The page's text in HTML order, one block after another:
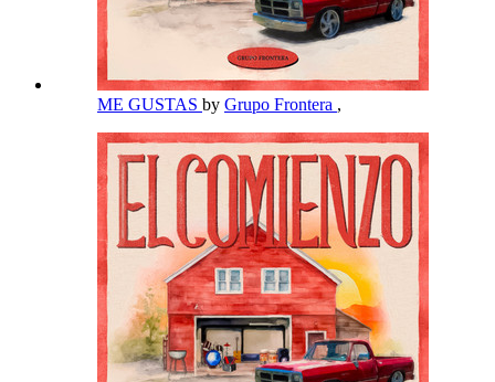
ME GUSTAS by Grupo Frontera ,